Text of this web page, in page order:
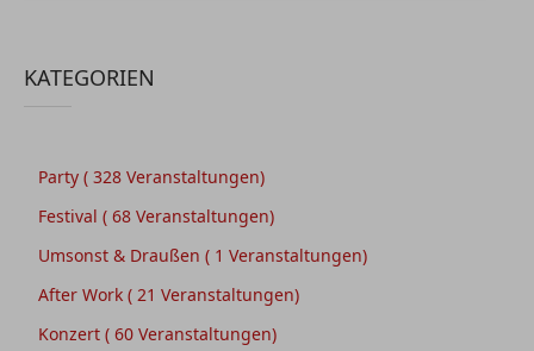
KATEGORIEN
Party ( 328 Veranstaltungen)
Festival ( 68 Veranstaltungen)
Umsonst & Draußen ( 1 Veranstaltungen)
After Work ( 21 Veranstaltungen)
Konzert ( 60 Veranstaltungen)